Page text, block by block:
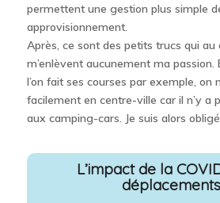
permettent une gestion plus simple
approvisionnement.
Après, ce sont des petits trucs qui au
m’enlèvent aucunement ma passion.
l’on fait ses courses par exemple, on
facilement en centre-ville car il n’y a
aux camping-cars. Je suis alors
L’impact de la